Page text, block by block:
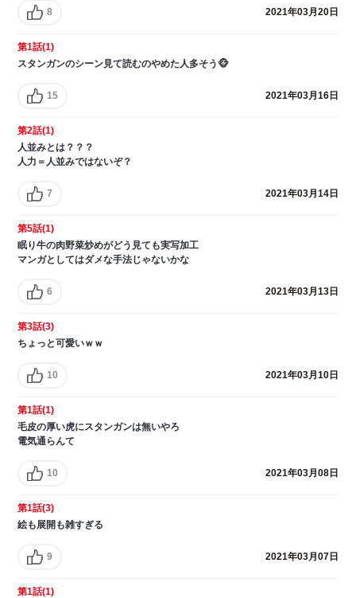
8 2021年03月20日
第1話(1)
スタンガンのシーン見て読むのやめた人多そう🐵
15 2021年03月16日
第2話(1)
人並みとは？？？
人力＝人並みではないぞ？
7 2021年03月14日
第5話(1)
眠り牛の肉野菜炒めがどう見ても実写加工
マンガとしてはダメな手法じゃないかな
6 2021年03月13日
第3話(3)
ちょっと可愛いｗｗ
10 2021年03月10日
第1話(1)
毛皮の厚い虎にスタンガンは無いやろ
電気通らんて
10 2021年03月08日
第1話(3)
絵も展開も雑すぎる
9 2021年03月07日
第1話(1)